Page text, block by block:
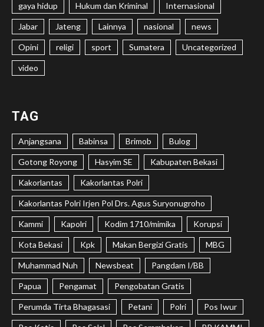
gaya hidup Hukum dan Kriminal Internasional
Jabar Jateng Lainnya nasional news
Opini religi sport Sumatera Uncategorized
video
TAG
Anjangsana Babinsa Brimob Bulog
Gotong Royong Hasyim SE Kabupaten Bekasi
Kakorlantas Kakorlantas Polri
Kakorlantas Polri Irjen Pol Drs. Agus Suryonugroho
Kammi Kapolri Kodim 1710/mimika Korupsi
Kota Bekasi Kpk Makan Bergizi Gratis MBG
Muhammad Nuh Newsbeat Pangdam I/BB
Papua Pengamat Pengobatan Gratis
Perumda Tirta Bhagasasi Petani Polri Pos Iwur